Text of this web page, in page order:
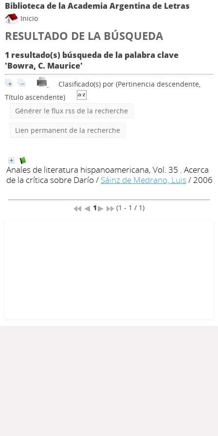
Biblioteca de la Academia Argentina de Letras
Inicio
RESULTADO DE LA BÚSQUEDA
1 resultado(s) búsqueda de la palabra clave
'Bowra, C. Maurice'
Clasificado(s) por (Pertinencia descendente,
Título ascendente)
Générer le flux rss de la recherche
Lien permanent de la recherche
Anales de literatura hispanoamericana, Vol. 35 . Acerca
de la crítica sobre Darío / Sáinz de Medrano, Luis / 2006
1 (1 - 1 / 1)